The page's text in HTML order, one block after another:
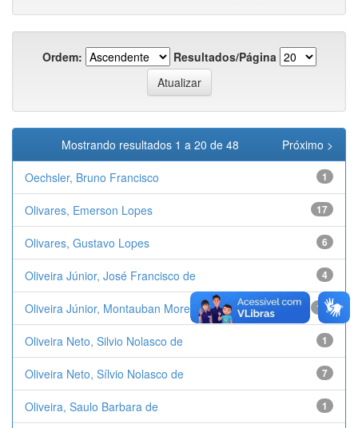
Ordem: Resultados/Página
Mostrando resultados 1 a 20 de 48 Próximo >
Oechsler, Bruno Francisco 1
Olivares, Emerson Lopes 17
Olivares, Gustavo Lopes 6
Oliveira Júnior, José Francisco de 4
Oliveira Júnior, Montauban Moreira de 11
Oliveira Neto, Silvio Nolasco de 1
Oliveira Neto, Sílvio Nolasco de 7
Oliveira, Saulo Barbara de 1